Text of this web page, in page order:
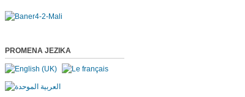
PROMENA JEZIKA